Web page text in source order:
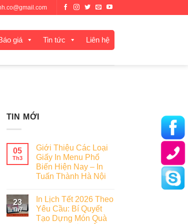
giá Tin tức Liên hệ
TIN MỚI
05
Th3
Giới Thiệu Các Loại
Giấy In Menu Phổ
Biến Hiện Nay – In
Tuấn Thành Hà Nội
23
Th7
In Lịch Tết 2026 Theo
Yêu Cầu: Bí Quyết
Tạo Dựng Món Quà